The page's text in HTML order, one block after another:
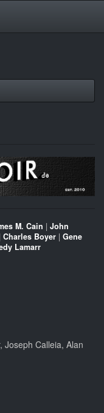
M. Cain | John
Charles Boyer | Gene
Lamarr
Joseph Calleia, Alan